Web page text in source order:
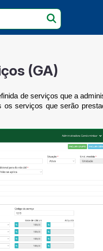
(GA)
de serviços que a
serviços que serão